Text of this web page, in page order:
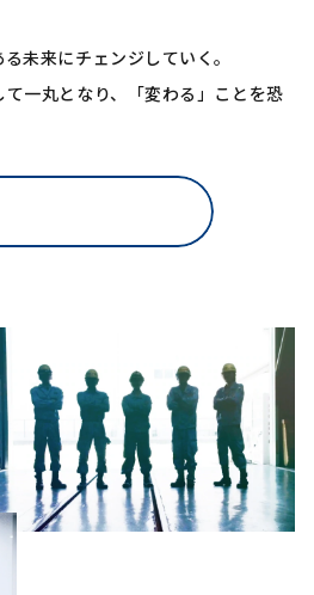
未来にチェンジしていく。
一丸となり、「変わる」ことを恐